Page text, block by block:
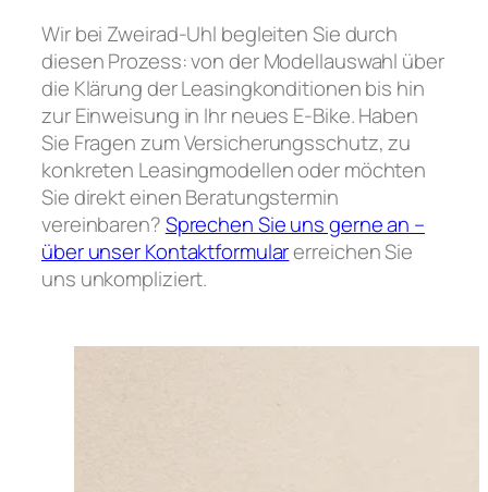
Wir bei Zweirad-Uhl begleiten Sie durch
diesen Prozess: von der Modellauswahl über
die Klärung der Leasingkonditionen bis hin
zur Einweisung in Ihr neues E-Bike. Haben
Sie Fragen zum Versicherungsschutz, zu
konkreten Leasingmodellen oder möchten
Sie direkt einen Beratungstermin
vereinbaren?Sprechen Sie uns gerne an –
über unser Kontaktformularerreichen Sie
uns unkompliziert.